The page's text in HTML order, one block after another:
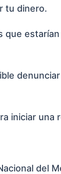
tu dinero.
que
iniciar una
del